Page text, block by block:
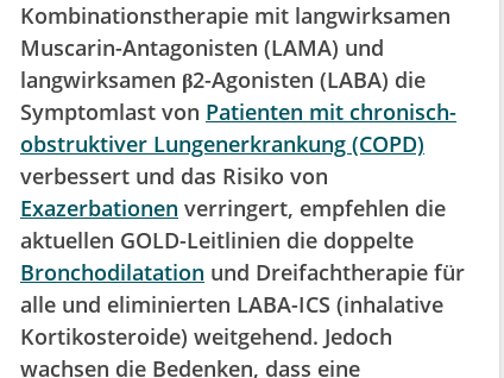
Kombinationstherapie mit langwirksamen
Muscarin-Antagonisten (LAMA) und
langwirksamen β2-Agonisten (LABA) die
Symptomlast von Patienten mit chronisch-
obstruktiver Lungenerkrankung (COPD)
verbessert und das Risiko von
Exazerbationen verringert, empfehlen die
aktuellen GOLD-Leitlinien die doppelte
Bronchodilatation und Dreifachtherapie für
alle und eliminierten LABA-ICS (inhalative
Kortikosteroide) weitgehend. Jedoch
wachsen die Bedenken, dass eine